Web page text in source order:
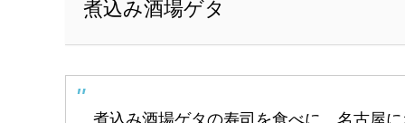
煮込み酒場ゲタ